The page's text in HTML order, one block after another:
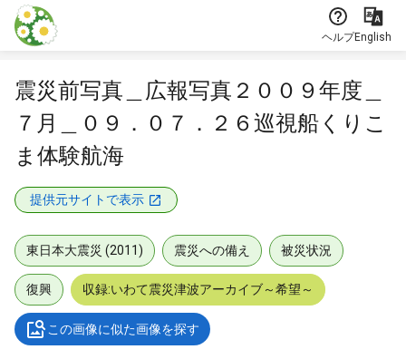
本文に飛ぶ
ヘルプEnglish
震災前写真＿広報写真２００９年度＿
７月＿０９．０７．２６巡視船くりこ
ま体験航海
提供元サイトで表示
東日本大震災 (2011) 震災への備え 被災状況
復興 収録:いわて震災津波アーカイブ～希望～
この画像に似た画像を探す